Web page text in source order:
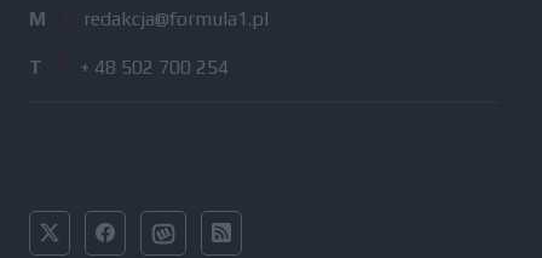
M / redakcja@formula1.pl
T / + 48 502 700 254